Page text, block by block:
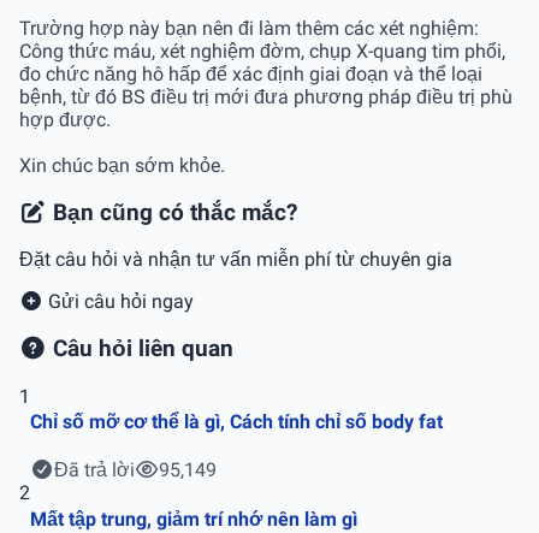
Trường hợp này bạn nên đi làm thêm các xét nghiệm:
Công thức máu, xét nghiệm đờm, chụp X-quang tim phổi,
đo chức năng hô hấp để xác định giai đoạn và thể loại
bệnh, từ đó BS điều trị mới đưa phương pháp điều trị phù
hợp được.
Xin chúc bạn sớm khỏe.
Bạn cũng có thắc mắc?
Đặt câu hỏi và nhận tư vấn miễn phí từ chuyên gia
Gửi câu hỏi ngay
Câu hỏi liên quan
1
Chỉ số mỡ cơ thể là gì, Cách tính chỉ số body fat
Đã trả lời
95,149
2
Mất tập trung, giảm trí nhớ nên làm gì